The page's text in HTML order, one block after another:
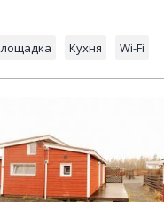
Кухня Wi-Fi